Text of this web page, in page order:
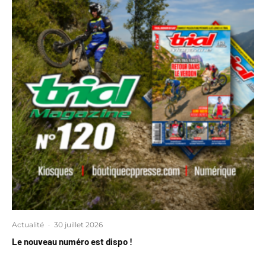
Actualité · 30 juillet 2026
Le nouveau numéro est dispo !